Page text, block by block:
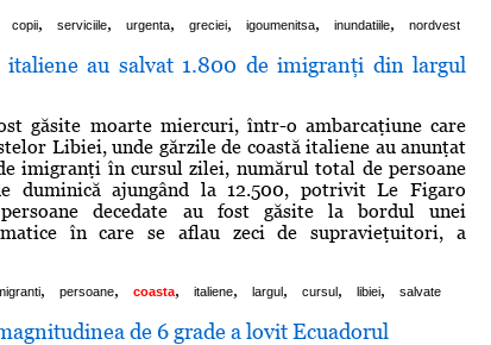
copii, serviciile, urgenta, greciei, igoumenitsa, inundatiile, nordvest
italiene au salvat 1.800 de imigranţi din largul
găsite moarte miercuri, într-o ambarcaţiune care
Libiei, unde gărzile de coastă italiene au anunţat
imigranţi în cursul zilei, numărul total de persoane
duminică ajungând la 12.500, potrivit Le Figaro
decedate au fost găsite la bordul unei
în care se aflau zeci de supravieţuitori, a
, persoane, coasta, italiene, largul, cursul, libiei, salvate
de 6 grade a lovit Ecuadorul